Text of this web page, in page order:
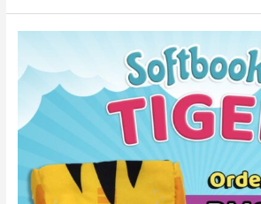
AUMMM